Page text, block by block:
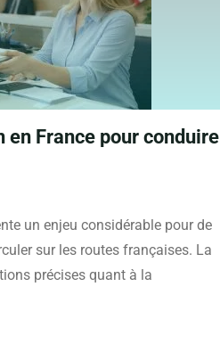
France pour conduire
un enjeu considérable pour de
sur les routes françaises. La
précises quant à la